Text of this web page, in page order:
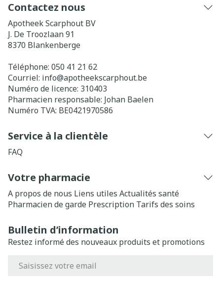
Contactez nous
Apotheek Scarphout BV
J. De Troozlaan 91
8370 Blankenberge
Téléphone: 050 41 21 62
Courriel: info@apotheekscarphout.be
Numéro de licence: 310403
Pharmacien responsable: Johan Baelen
Numéro TVA: BE0421970586
Service à la clientèle
FAQ
Votre pharmacie
A propos de nous Liens utiles Actualités santé
Pharmacien de garde Prescription Tarifs des soins
Bulletin d’information
Restez informé des nouveaux produits et promotions